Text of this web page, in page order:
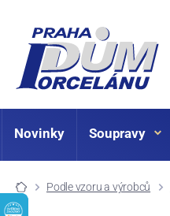
Novinky Soupravy
Podle vzoru a výrobců